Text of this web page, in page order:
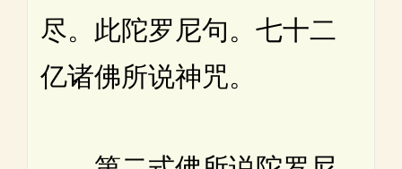
尽。此陀罗尼句。七十二
亿诸佛所说神咒。